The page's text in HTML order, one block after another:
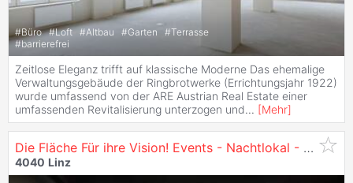
#Büro #Loft #Altbau #Garten #Terrasse
#barrierefrei
Zeitlose Eleganz trifft auf klassische Moderne Das ehemalige
Verwaltungsgebäude der Ringbrotwerke (Errichtungsjahr 1922)
wurde umfassend von der ARE Austrian Real Estate einer
umfassenden Revitalisierung unterzogen und... [Mehr]
Die Fläche Für ihre Vision! Events - Nachtlokal - Gastronomie - Club - zu Mieten in
4040 Linz